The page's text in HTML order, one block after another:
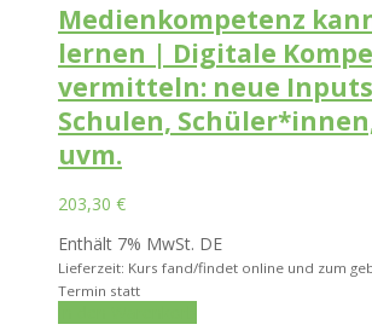
Medienkompetenz
lernen | Digitale
vermitteln: neue
Schulen,
uvm.
203,30 €
Enthält 7% MwSt. DE
Lieferzeit: Kurs fand/findet online und zum
Termin statt